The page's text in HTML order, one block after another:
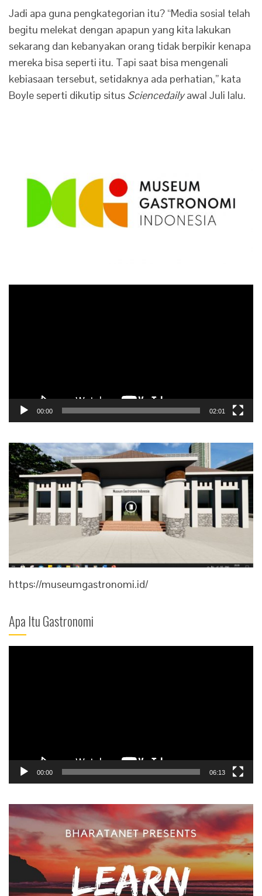
Jadi apa guna pengkategorian itu? “Media sosial telah
begitu melekat dengan apapun yang kita lakukan
sekarang dan kebanyakan orang tidak berpikir kenapa
mereka bisa seperti itu. Tapi saat bisa mengenali
kebiasaan tersebut, setidaknya ada perhatian,” kata
Boyle seperti dikutip situs Sciencedailyawal Juli lalu.
00:00 02:01
https://museumgastronomi.id/
Apa Itu Gastronomi
00:00 06:13